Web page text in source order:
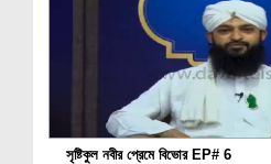
সৃষ্টিকুল নবীর প্রেমে বিভোর EP# 6